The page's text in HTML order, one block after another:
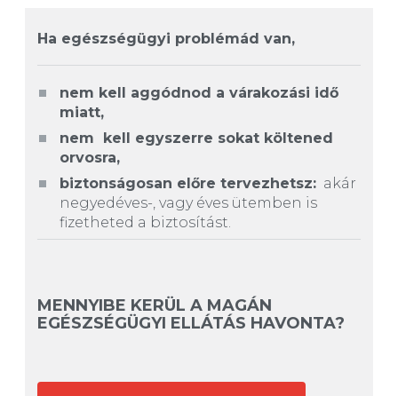
Ha egészségügyi problémád van,
nem kell aggódnod a várakozási idő
miatt,
nem kell egyszerre sokat költened
orvosra,
biztonságosan előre tervezhetsz: akár
negyedéves-, vagy éves ütemben is
fizetheted a biztosítást.
MENNYIBE KERÜL A MAGÁN
EGÉSZSÉGÜGYI ELLÁTÁS HAVONTA?